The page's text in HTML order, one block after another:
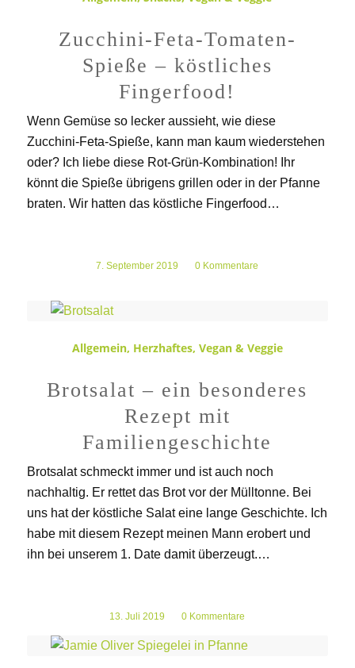
Zucchini-Feta-Tomaten-
Spieße – köstliches
Fingerfood!
Wenn Gemüse so lecker aussieht, wie diese
Zucchini-Feta-Spieße, kann man kaum wiederstehen
oder? Ich liebe diese Rot-Grün-Kombination! Ihr
könnt die Spieße übrigens grillen oder in der Pfanne
braten. Wir hatten das köstliche Fingerfood…
7. September 2019
/ 0 Kommentare
Allgemein, Herzhaftes, Vegan & Veggie
Brotsalat – ein besonderes
Rezept mit
Familiengeschichte
Brotsalat schmeckt immer und ist auch noch
nachhaltig. Er rettet das Brot vor der Mülltonne. Bei
uns hat der köstliche Salat eine lange Geschichte. Ich
habe mit diesem Rezept meinen Mann erobert und
ihn bei unserem 1. Date damit überzeugt.…
13. Juli 2019
/ 0 Kommentare